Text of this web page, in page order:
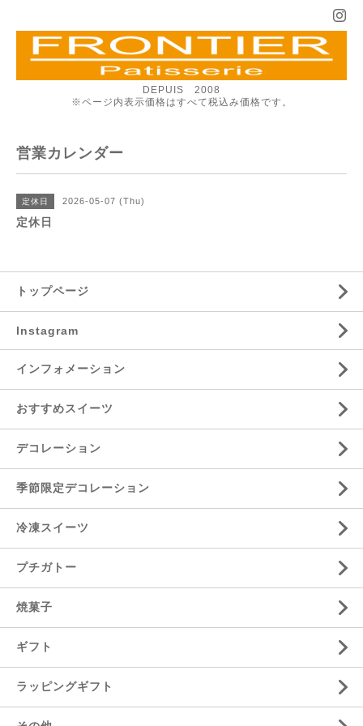
DEPUIS 2008
※ページ内表示価格はすべて税込み価格です。
営業カレンダー
定休日 2026-05-07 (Thu)
定休日
トップページ
Instagram
インフォメーション
おすすめスイーツ
デコレーション
季節限定デコレーション
冷凍スイーツ
プチガトー
焼菓子
ギフト
ラッピングギフト